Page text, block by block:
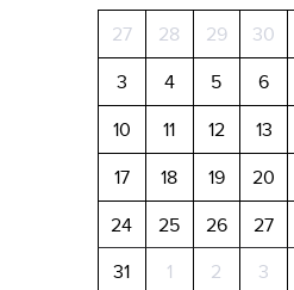
27 28 29 30
3
4 5 6
10
11 12 13
17
18 19 20
24
25 26 27
31
1 2 3